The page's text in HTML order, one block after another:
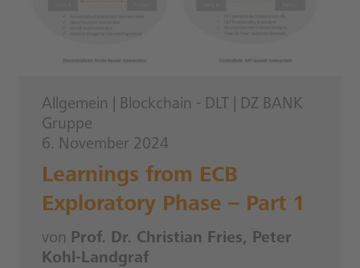
Allgemein Blockchain - DLT
DZ BANK
Gruppe
6. November 2024
Learnings from ECB
Exploratory Phase – Part 1
von Prof. Dr. Christian Fries, Peter
Kohl-Landgraf